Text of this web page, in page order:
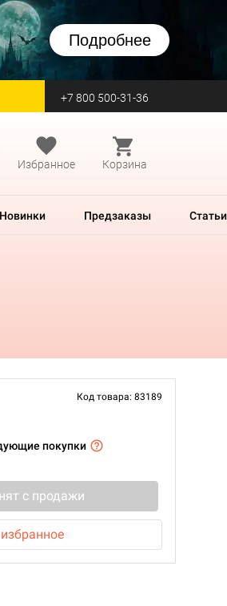
Подробнее
на Zvezda +7 800 500-31-36
Избранное Корзина
Новинки Предзаказы Статьи
Код товара: 83189
покупки
с продажи